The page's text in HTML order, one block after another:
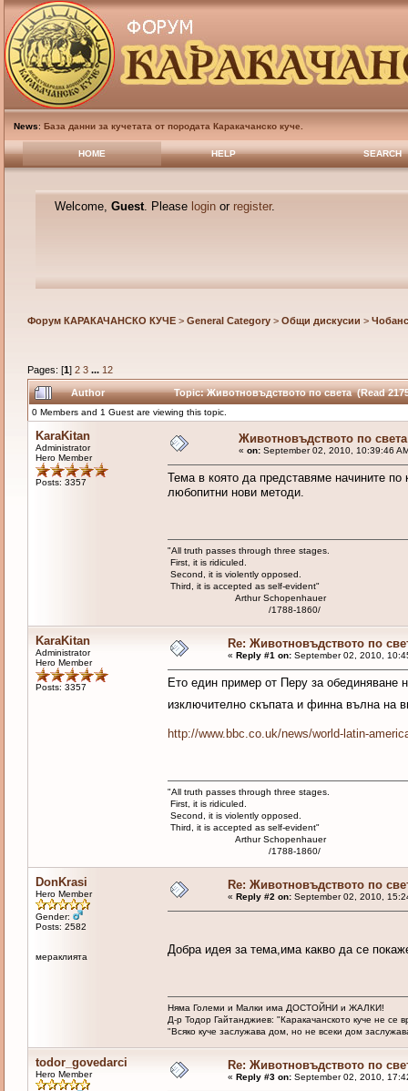
News: База данни за кучетата от породата Каракачанско куче.
HOME HELP SEARCH
Welcome, Guest. Please loginor register.
Форум КАРАКАЧАНСКО КУЧЕ> General Category> Общи дискусии >
Pages: [1] 2 3 ... 12
Author Topic: Животновъдството по света (Read
0 Members and 1 Guest are viewing this topic.
KaraKitan
Administrator
Hero Member
Posts: 3357
Животновъдството по света
« on:September 02, 2010, 10:39:46
Тема в която да представяме начините
любопитни нови методи.
"All truth passes through three stages.
First, it is ridiculed.
Second, it is violently opposed.
Third, it is accepted as self-evident"
Arthur Schopenhauer
/1788-1860/
KaraKitan
Administrator
Hero Member
Posts: 3357
Re: Животновъдството по
« Reply #1 on:September 02, 2010,
Ето един пример от Перу за обединяване
изключително скъпата и финна вълна на
http://www.bbc.co.uk/news/world-latin-
"All truth passes through three stages.
First, it is ridiculed.
Second, it is violently opposed.
Third, it is accepted as self-evident"
Arthur Schopenhauer
/1788-1860/
DonKrasi
Hero Member
Gender:
Posts: 2582
мераклията
Re: Животновъдството по
« Reply #2 on:September 02, 2010,
Добра идея за тема,има какво да се
Няма Големи и Малки има ДОСТОЙНИ и ЖАЛКИ!
Д-р Тодор Гайтанджиев: "Каракачанското куче не
"Всяко куче заслужава дом, но не всеки дом
todor_govedarci
Hero Member
Re: Животновъдството по
« Reply #3 on:September 02, 2010,